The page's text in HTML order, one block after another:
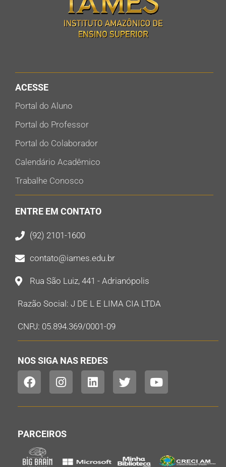
ACESSE
Portal do Aluno
Portal do Professor
Portal do Colaborador
Calendário Acadêmico
Trabalhe Conosco
ENTRE EM CONTATO
(92) 2101-1600
contato@iames.edu.br
Rua São Luiz, 441 - Adrianópolis
Razão Social: J DE L E LIMA CIA LTDA
CNPJ: 05.894.369/0001-09
NOS SIGA NAS REDES
PARCEIROS